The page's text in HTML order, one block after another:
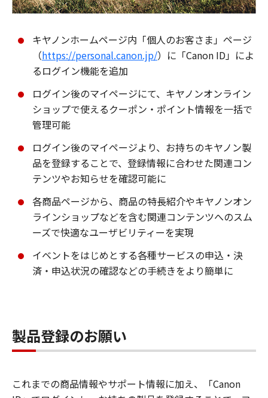
キヤノンホームページ内「個人のお客さま」ページ
（https://personal.canon.jp/）に「Canon ID」によ
るログイン機能を追加
ログイン後のマイページにて、キヤノンオンライン
ショップで使えるクーポン・ポイント情報を一括で
管理可能
ログイン後のマイページより、お持ちのキヤノン製
品を登録することで、登録情報に合わせた関連コン
テンツやお知らせを確認可能に
各商品ページから、商品の特長紹介やキヤノンオン
ラインショップなどを含む関連コンテンツへのスム
ーズで快適なユーザビリティーを実現
イベントをはじめとする各種サービスの申込・決
済・申込状況の確認などの手続きをより簡単に
製品登録のお願い
これまでの商品情報やサポート情報に加え、「Canon